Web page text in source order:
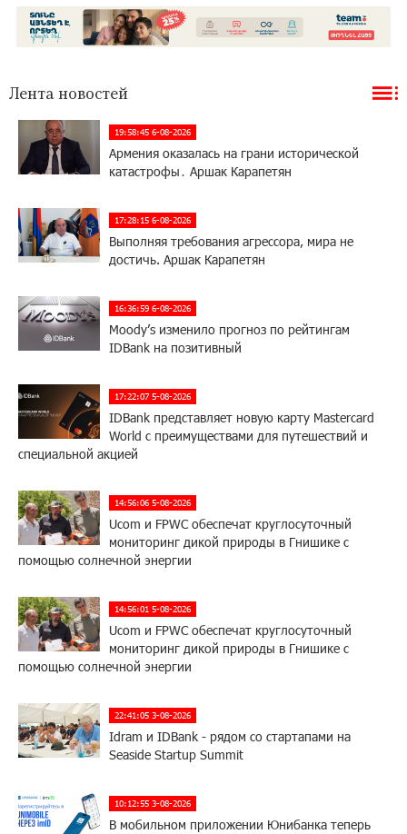
Лента новостей
19:58:45 6-08-2026
Армения оказалась на грани исторической
катастрофы․ Аршак Карапетян
17:28:15 6-08-2026
Выполняя требования агрессора, мира не
достичь. Аршак Карапетян
16:36:59 6-08-2026
Moody’s изменило прогноз по рейтингам
IDBank на позитивный
17:22:07 5-08-2026
IDBank представляет новую карту Mastercard
World с преимуществами для путешествий и
специальной акцией
14:56:06 5-08-2026
Ucom и FPWC обеспечат круглосуточный
мониторинг дикой природы в Гнишике с
помощью солнечной энергии
14:56:01 5-08-2026
Ucom и FPWC обеспечат круглосуточный
мониторинг дикой природы в Гнишике с
помощью солнечной энергии
22:41:05 3-08-2026
Idram и IDBank - рядом со стартапами на
Seaside Startup Summit
10:12:55 3-08-2026
В мобильном приложении Юнибанка теперь